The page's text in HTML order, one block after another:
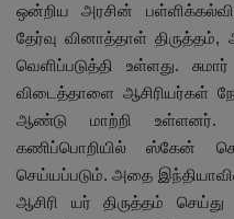
ஒன்றிய அரசின்
தேர்வு வினாத்தாள்
வெளிப்படுத்தி உள்ளது.
விடைத்தாளை ஆசிரியர்கள்
ஆண்டு மாற்றி உள்ளனர்.
கணிப்பொறியில் ஸ்கேன்
செய்யப்படும். அதை
ஆசிரி யர் திருத்தம்